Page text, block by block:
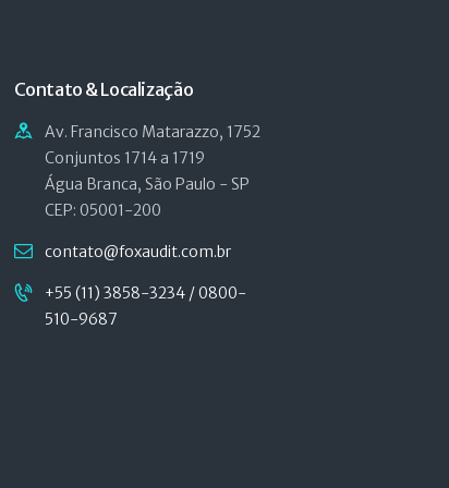
Contato & Localização
Av. Francisco Matarazzo, 1752
Conjuntos 1714 a 1719
Água Branca, São Paulo - SP
CEP: 05001-200
contato@foxaudit.com.br
+55 (11) 3858-3234 / 0800-
510-9687